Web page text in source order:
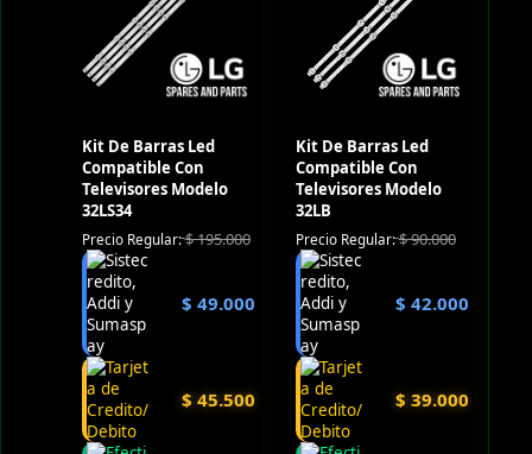
Kit De Barras Led
Compatible Con
Televisores Modelo
32LS34
Precio Regular:$195.000
$ 49.000
$ 45.500
Kit De Barras Led
Compatible Con
Televisores Modelo
32LB
Precio Regular:$90.000
$ 42.000
$ 39.000